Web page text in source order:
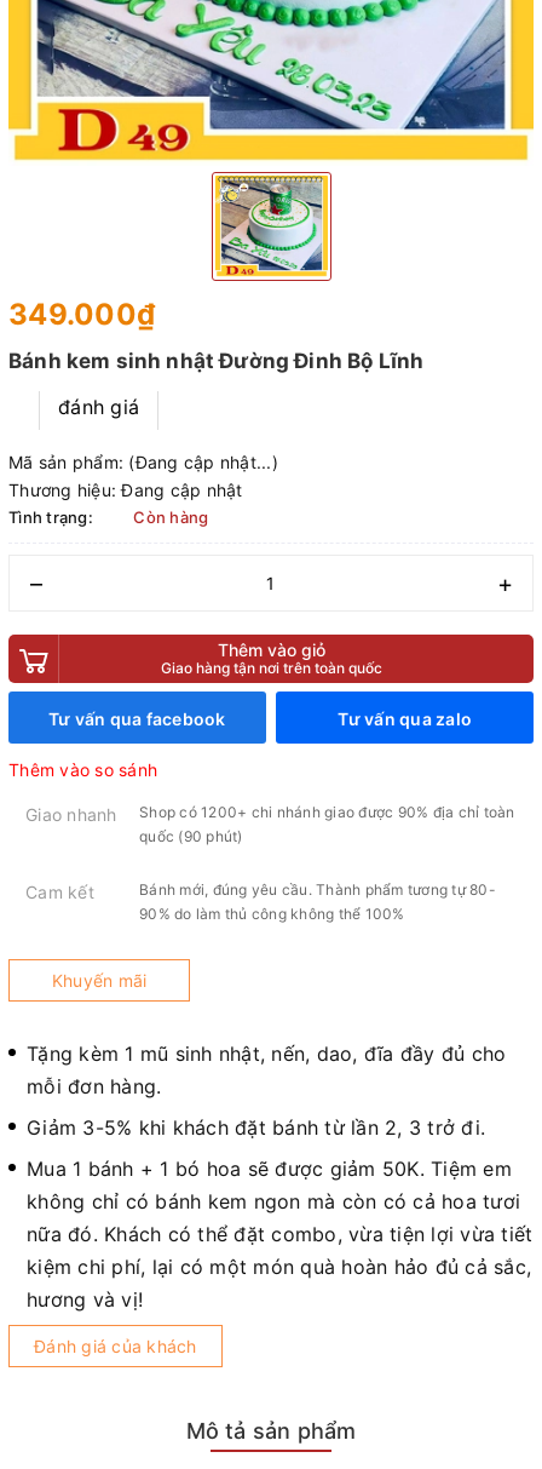
349.000₫
Bánh kem sinh nhật Đường Đinh Bộ Lĩnh
đánh giá
Mã sản phẩm: (Đang cập nhật...)
Thương hiệu: Đang cập nhật
Tình trạng: Còn hàng
– +
Thêm vào giỏ
Giao hàng tận nơi trên toàn quốc
Tư vấn qua facebook Tư vấn qua zalo
Thêm vào so sánh
Giao nhanh
Shop có 1200+ chi nhánh giao được 90% địa chỉ toàn
quốc (90 phút)
Cam kết
Bánh mới, đúng yêu cầu. Thành phẩm tương tự 80-
90% do làm thủ công không thể 100%
Khuyến mãi
Tặng kèm 1 mũ sinh nhật, nến, dao, đĩa đầy đủ cho
mỗi đơn hàng.
Giảm 3-5% khi khách đặt bánh từ lần 2, 3 trở đi.
Mua 1 bánh + 1 bó hoa sẽ được giảm 50K. Tiệm em
không chỉ có bánh kem ngon mà còn có cả hoa tươi
nữa đó. Khách có thể đặt combo, vừa tiện lợi vừa tiết
kiệm chi phí, lại có một món quà hoàn hảo đủ cả sắc,
hương và vị!
Đánh giá của khách
Mô tả sản phẩm